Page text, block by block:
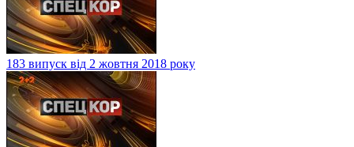
183 випуск від 2 жовтня 2018 року